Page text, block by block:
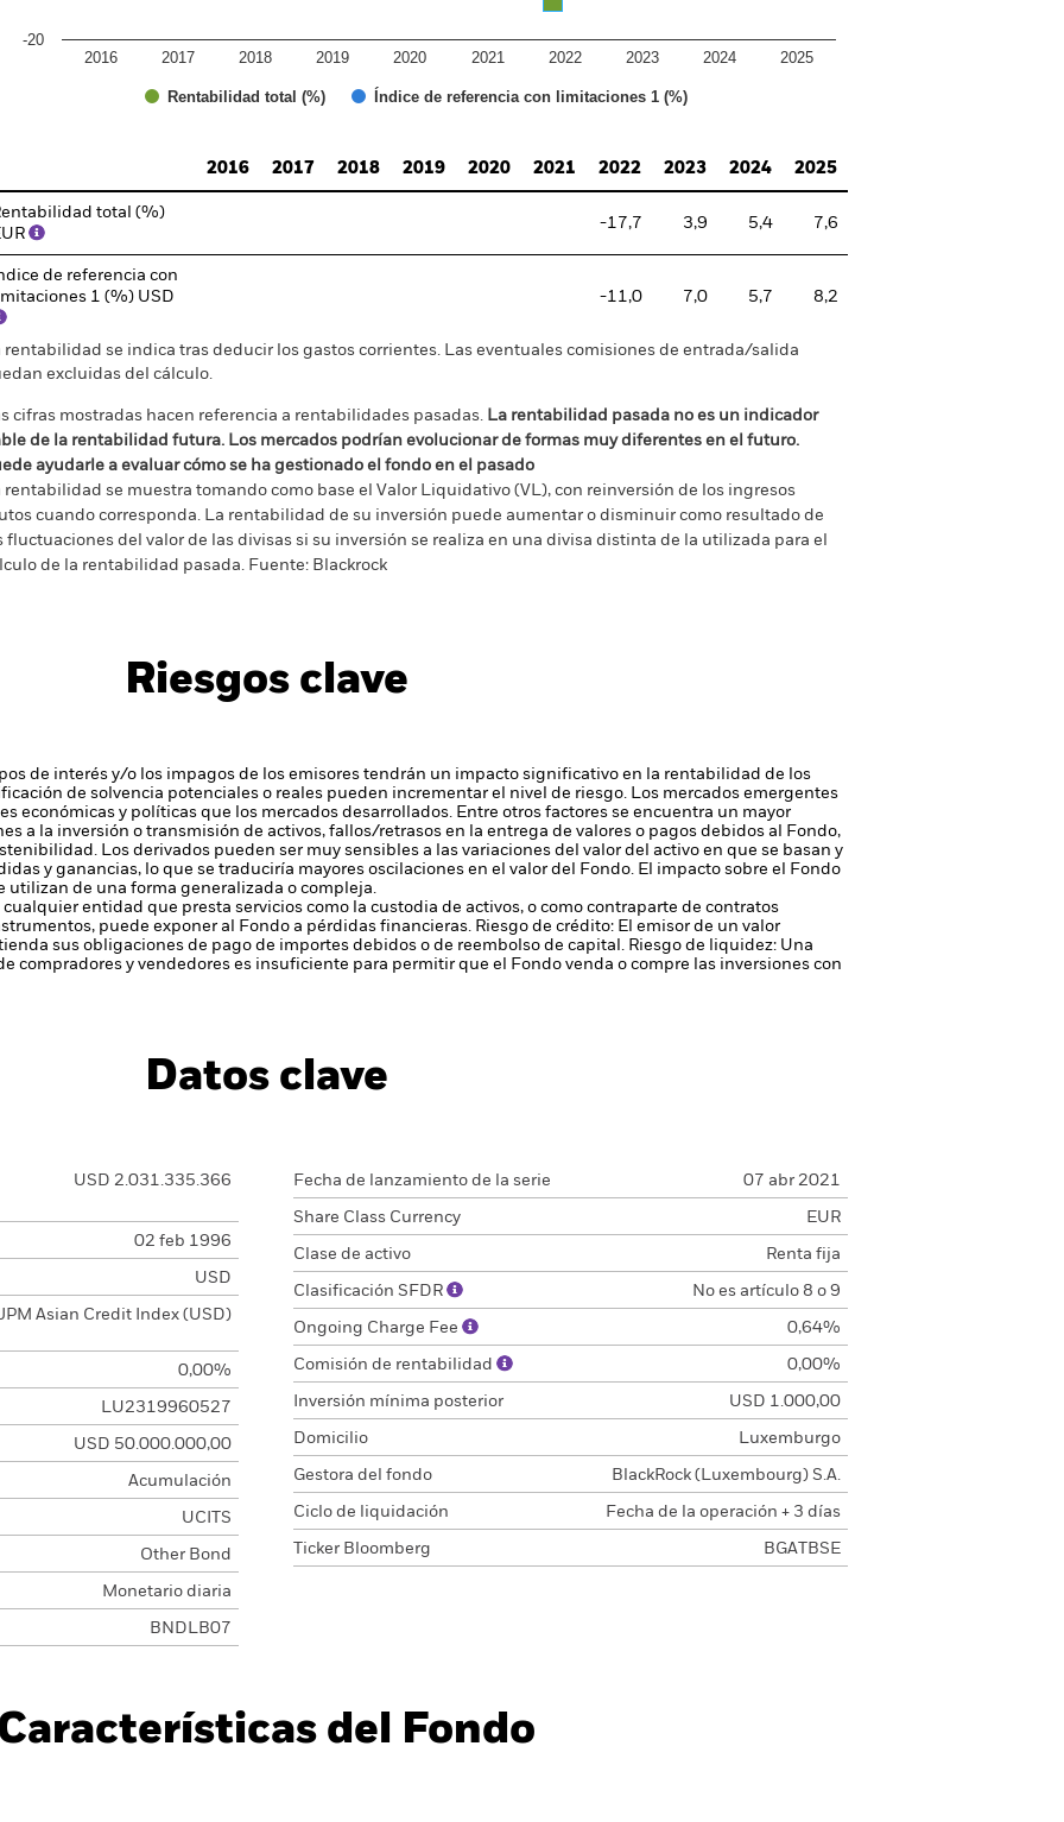
Rentabilidad total (%) Índice de referencia con limitaciones 1 (%)
2016 2017 2018 2019 2020 2021 2022 2023 2024 2025
-20
2016
2017 2018 2019 2020 2021 2022 2023 2024 2025
total (%)
-17,7 3,9 5,4 7,6
de referencia con
1 (%) USD
-11,0 7,0 5,7 8,2
rentabilidad se indica tras deducir los gastos corrientes. Las eventuales comisiones de entrada/salida
excluidas del cálculo.
cifras mostradas hacen referencia a rentabilidades pasadas. La rentabilidad pasada no es un indicador
de la rentabilidad futura. Los mercados podrían evolucionar de formas muy diferentes en el futuro.
ayudarle a evaluar cómo se ha gestionado el fondo en el pasado
rentabilidad se muestra tomando como base el Valor Liquidativo (VL), con reinversión de los ingresos
cuando corresponda. La rentabilidad de su inversión puede aumentar o disminuir como resultado de
fluctuaciones del valor de las divisas si su inversión se realiza en una divisa distinta de la utilizada para el
de la rentabilidad pasada. Fuente: Blackrock
Riesgos clave
de interés y/o los impagos de los emisores tendrán un impacto significativo en la rentabilidad de los
de solvencia potenciales o reales pueden incrementar el nivel de riesgo. Los mercados emergentes
económicas y políticas que los mercados desarrollados. Entre otros factores se encuentra un mayor
a la inversión o transmisión de activos, fallos/retrasos en la entrega de valores o pagos debidos al Fondo,
Los derivados pueden ser muy sensibles a las variaciones del valor del activo en que se basan y
y ganancias, lo que se traduciría mayores oscilaciones en el valor del Fondo. El impacto sobre el Fondo
utilizan de una forma generalizada o compleja.
entidad que presta servicios como la custodia de activos, o como contraparte de contratos
puede exponer al Fondo a pérdidas financieras. Riesgo de crédito: El emisor de un valor
sus obligaciones de pago de importes debidos o de reembolso de capital. Riesgo de liquidez: Una
compradores y vendedores es insuficiente para permitir que el Fondo venda o compre las inversiones con
Datos clave
USD 2.031.335.366
02 feb 1996
USD
Asian Credit Index (USD)
0,00%
LU2319960527
USD 50.000.000,00
Acumulación
UCITS
Other Bond
Monetario diaria
BNDLB07
Fecha de lanzamiento de la serie 07 abr 2021
Share Class Currency EUR
Clase de activo Renta fija
Clasificación SFDR No es artículo 8 o 9
Ongoing Charge Fee 0,64%
Comisión de rentabilidad 0,00%
Inversión mínima posterior USD 1.000,00
Domicilio Luxemburgo
Gestora del fondo BlackRock (Luxembourg) S.A.
Ciclo de liquidación Fecha de la operación + 3 días
Ticker Bloomberg BGATBSE
del Fondo